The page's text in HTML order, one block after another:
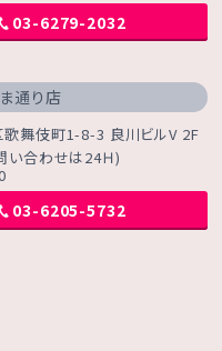
03-6279-2032
通り店
舞伎町1-8-3 良川ビルV 2F
い合わせは24Ｈ)
03-6205-5732